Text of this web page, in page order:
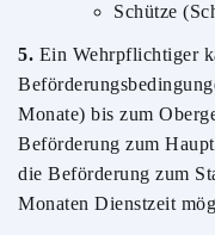
Schütze
5. Ein Wehrpflichtiger
Monate) bis zum
Beförderung zum
die Beförderung zum
Monaten Dienstzeit